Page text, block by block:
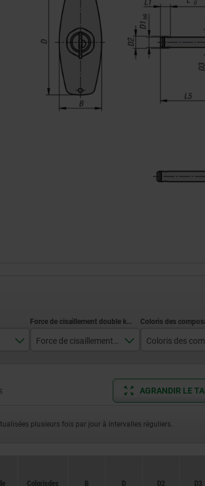
rouge traffic
AGRANDIR LE
plusieurs fois par jour à intervalles réguliers.
Coloris des B D D2 D3
Coloris des B D D2 D3